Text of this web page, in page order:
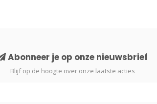
Abonneer je op onze nieuwsbrief
Blijf op de hoogte over onze laatste acties